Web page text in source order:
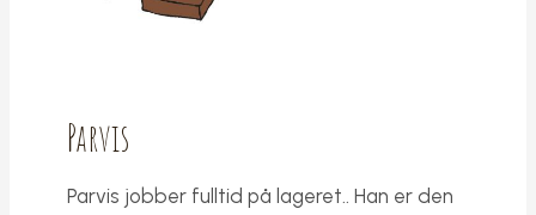
Parvis
Parvis jobber fulltid på lageret.. Han er den